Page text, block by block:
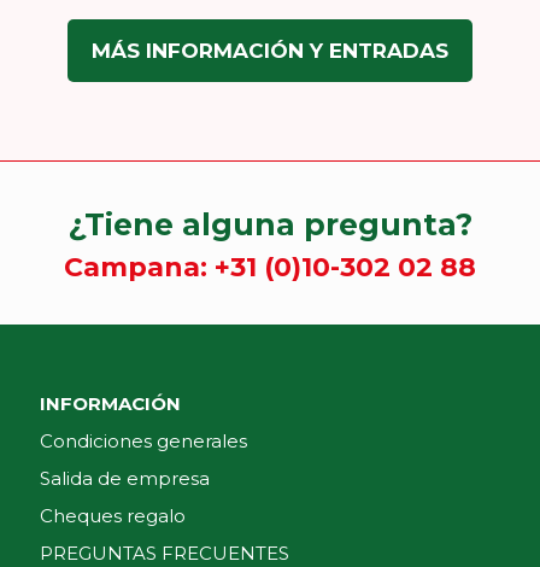
MÁS INFORMACIÓN Y ENTRADAS
¿Tiene alguna pregunta?
Campana: +31 (0)10-302 02 88
INFORMACIÓN
Condiciones generales
Salida de empresa
Cheques regalo
PREGUNTAS FRECUENTES